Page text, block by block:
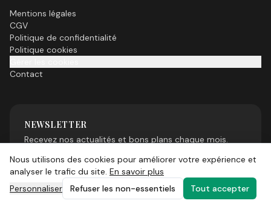
Mentions légales
CGV
Politique de confidentialité
Politique cookies
Contact
NEWSLETTER
Recevez nos actualités et bons plans chaque mois.
Nous utilisons des cookies pour améliorer votre expérience et
analyser le trafic du site. En savoir plus
Personnaliser
Refuser les non-essentiels Tout accepter